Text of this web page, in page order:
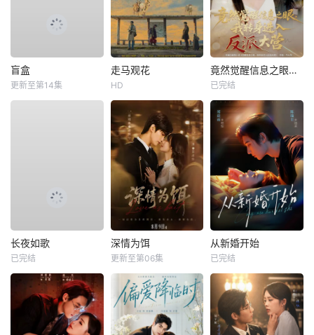
盲盒
更新至第14集
走马观花
HD
竟然觉醒信息之眼，我转身进入反派大营
已完结
长夜如歌
已完结
深情为饵
更新至第06集
从新婚开始
已完结